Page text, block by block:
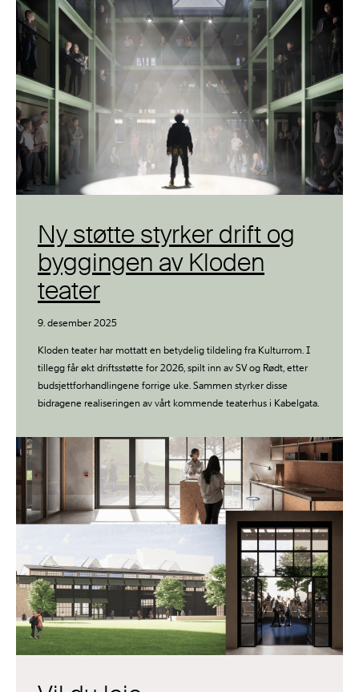
Ny støtte styrker drift og
byggingen av Kloden
teater
9. desember 2025
Kloden teater har mottatt en betydelig tildeling fra Kulturrom. I
tillegg får økt driftsstøtte for 2026, spilt inn av SV og Rødt, etter
budsjettforhandlingene forrige uke. Sammen styrker disse
bidragene realiseringen av vårt kommende teaterhus i Kabelgata.